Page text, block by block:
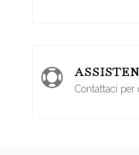

Contattaci per